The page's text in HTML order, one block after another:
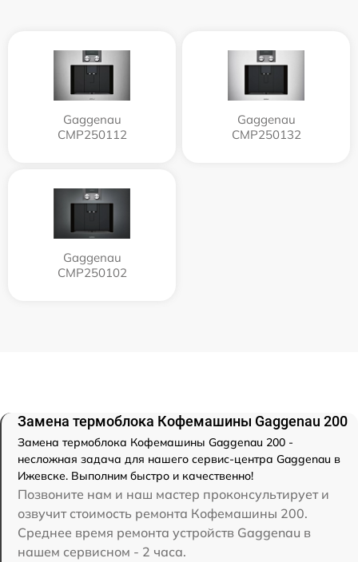
Gaggenau
CMP250112
Gaggenau
CMP250132
Gaggenau
CMP250102
Замена термоблока Кофемашины Gaggenau 200
Замена термоблока Кофемашины Gaggenau 200 -
несложная задача для нашего сервис-центра Gaggenau в
Ижевске. Выполним быстро и качественно!
Позвоните нам и наш мастер проконсультирует и
озвучит стоимость ремонта Кофемашины 200.
Среднее время ремонта устройств Gaggenau в
нашем сервисном - 2 часа.